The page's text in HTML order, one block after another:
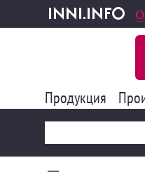
inni.info
и услуги
Продукция